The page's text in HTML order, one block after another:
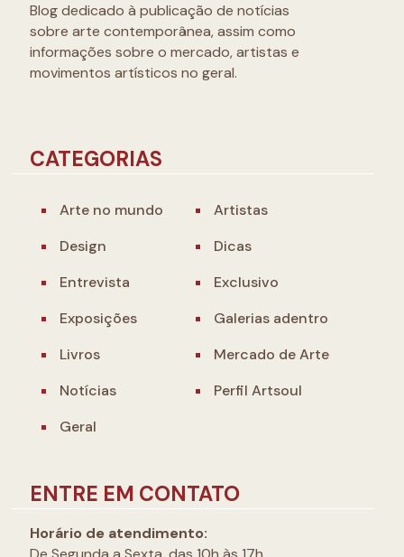
Blog dedicado à publicação de notícias
sobre arte contemporânea, assim como
informações sobre o mercado, artistas e
movimentos artísticos no geral.
CATEGORIAS
Arte no mundo
Artistas
Design
Dicas
Entrevista
Exclusivo
Exposições
Galerias adentro
Livros
Mercado de Arte
Notícias
Perfil Artsoul
Geral
ENTRE EM CONTATO
Horário de atendimento: